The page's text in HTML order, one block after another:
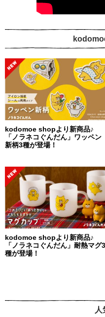
kodomoe shopより新商品♪
「ノラネコぐんだん」ワッペン
新柄3種が登場！
kodomoe shopより新商品♪
「ノラネコぐんだん」耐熱マグ3
種が登場！
人